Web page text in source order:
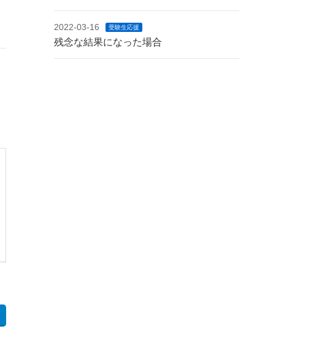
2022-03-16 受験生応援
残念な結果になった場合